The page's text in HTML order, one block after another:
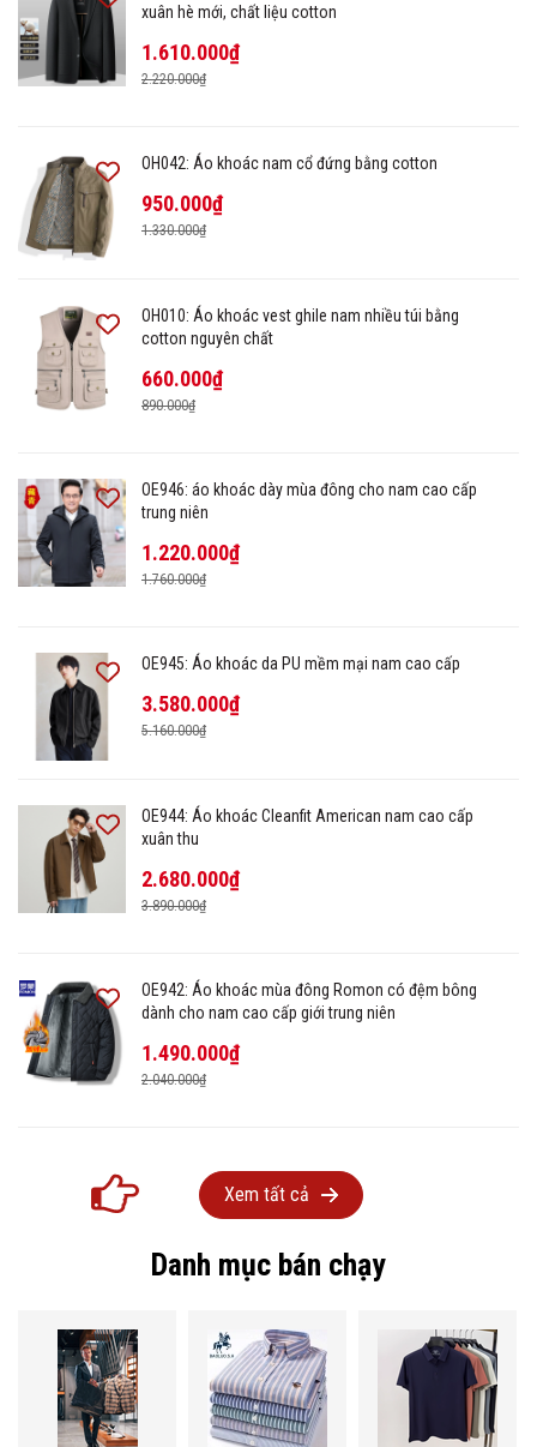
xuân hè mới, chất liệu cotton
1.610.000₫
2.220.000₫
OH042: Áo khoác nam cổ đứng bằng cotton
950.000₫
1.330.000₫
OH010: Áo khoác vest ghile nam nhiều túi bằng
cotton nguyên chất
660.000₫
890.000₫
OE946: áo khoác dày mùa đông cho nam cao cấp
trung niên
1.220.000₫
1.760.000₫
OE945: Áo khoác da PU mềm mại nam cao cấp
3.580.000₫
5.160.000₫
OE944: Áo khoác Cleanfit American nam cao cấp
xuân thu
2.680.000₫
3.890.000₫
OE942: Áo khoác mùa đông Romon có đệm bông
dành cho nam cao cấp giới trung niên
1.490.000₫
2.040.000₫
Xem tất cả
Danh mục bán chạy